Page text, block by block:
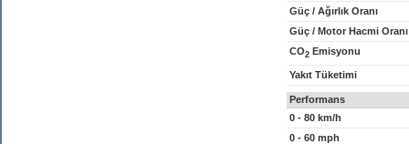
Güç / Ağırlık Oranı
Güç / Motor Hacmi Oranı
CO2 Emisyonu
Yakıt Tüketimi
Performans
0 - 80 km/h
0 - 60 mph